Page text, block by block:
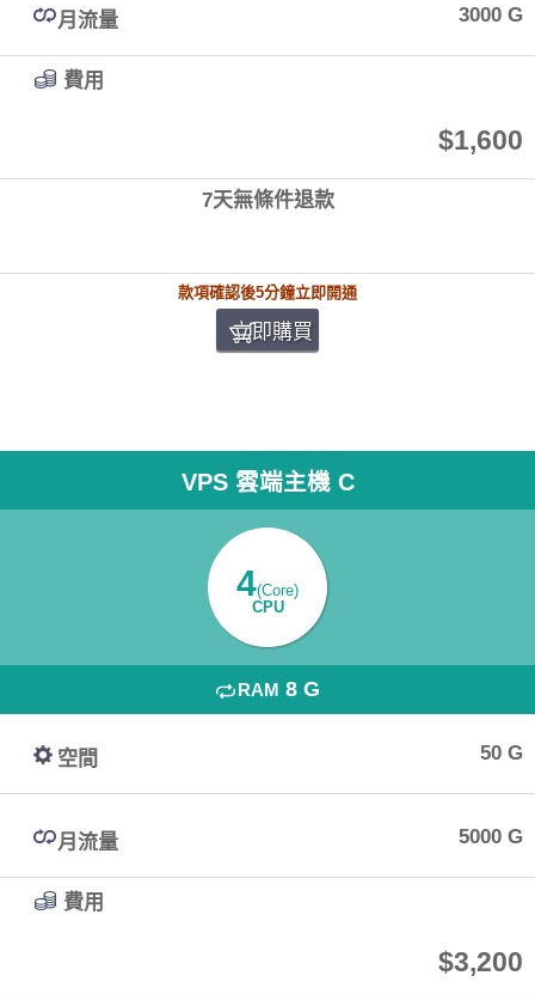
月流量 3000 G
費用
$1,600
7天無條件退款
款項確認後5分鐘立即開通
立即購買
VPS 雲端主機 C
4(Core)
CPU
RAM 8 G
空間 50 G
月流量 5000 G
費用
$3,200